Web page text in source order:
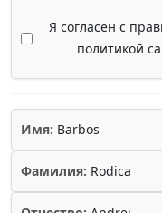
Я согласен с
политикой
Имя: Barbos
Фамилия: Rodica